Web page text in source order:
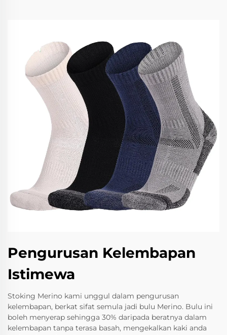
Pengurusan Kelembapan
Istimewa
Stoking Merino kami unggul dalam pengurusan
kelembapan, berkat sifat semula jadi bulu Merino. Bulu ini
boleh menyerap sehingga 30% daripada beratnya dalam
kelembapan tanpa terasa basah, mengekalkan kaki anda